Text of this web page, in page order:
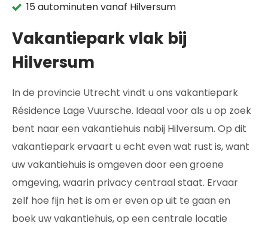
15 autominuten vanaf Hilversum
Vakantiepark vlak bij
Hilversum
In de provincie Utrecht vindt u ons vakantiepark
Résidence Lage Vuursche. Ideaal voor als u op zoek
bent naar een vakantiehuis nabij Hilversum. Op dit
vakantiepark ervaart u echt even wat rust is, want
uw vakantiehuis is omgeven door een groene
omgeving, waarin privacy centraal staat. Ervaar
zelf hoe fijn het is om er even op uit te gaan en
boek uw vakantiehuis, op een centrale locatie